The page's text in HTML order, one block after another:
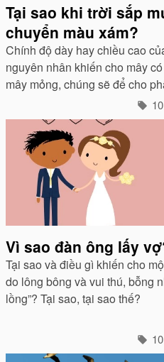
Tại sao khi trời sắp
chuyển màu xám?
Chính độ dày hay chiều cao
nguyên nhân khiến cho mây
mây mỏng, chúng sẽ để cho
xuyên qua và có màu trắng...
Vì sao đàn ông lấy
Tại sao và điều gì khiến cho
do lông bông và vui thú, bỗng
lồng”? Tại sao, tại sao thế?